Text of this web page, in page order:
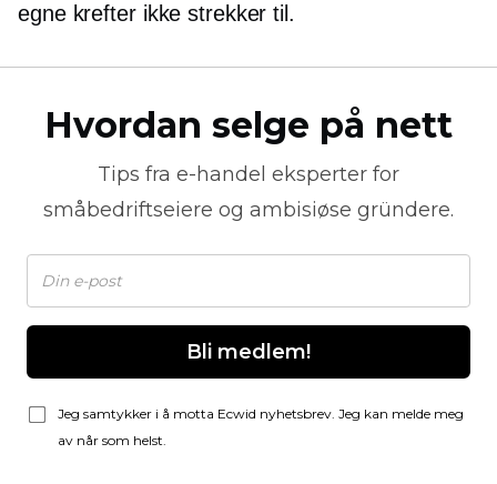
egne krefter ikke strekker til.
Hvordan selge på nett
Tips fra e-handel eksperter for
småbedriftseiere og ambisiøse gründere.
Bli medlem!
Jeg samtykker i å motta Ecwid nyhetsbrev. Jeg kan melde meg
av når som helst.